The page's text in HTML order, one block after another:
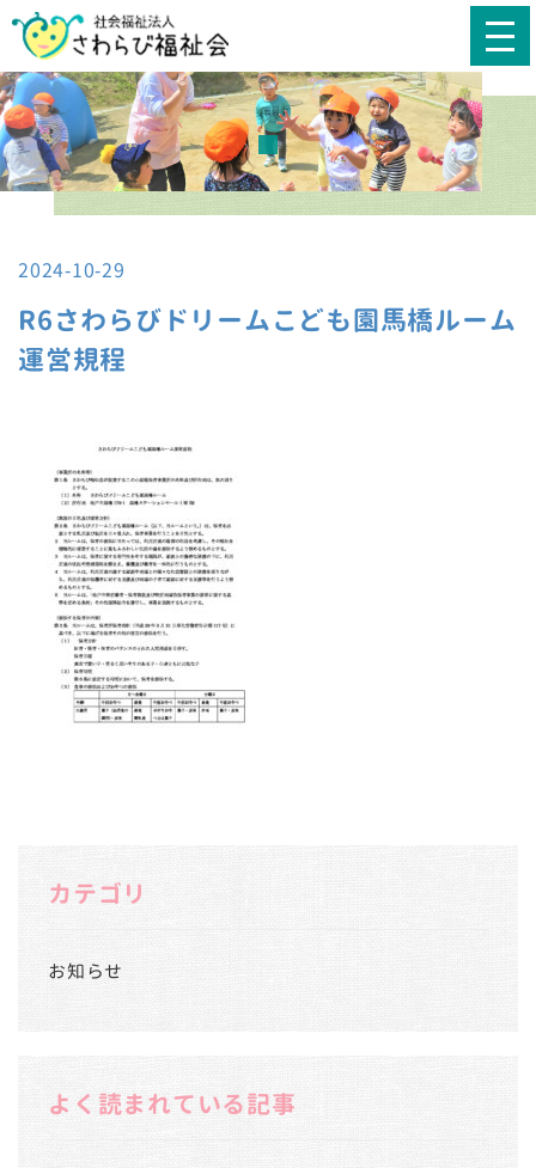
2024-10-29
R6さわらびドリームこども園馬橋ルーム
運営規程
カテゴリ
お知らせ
よく読まれている記事